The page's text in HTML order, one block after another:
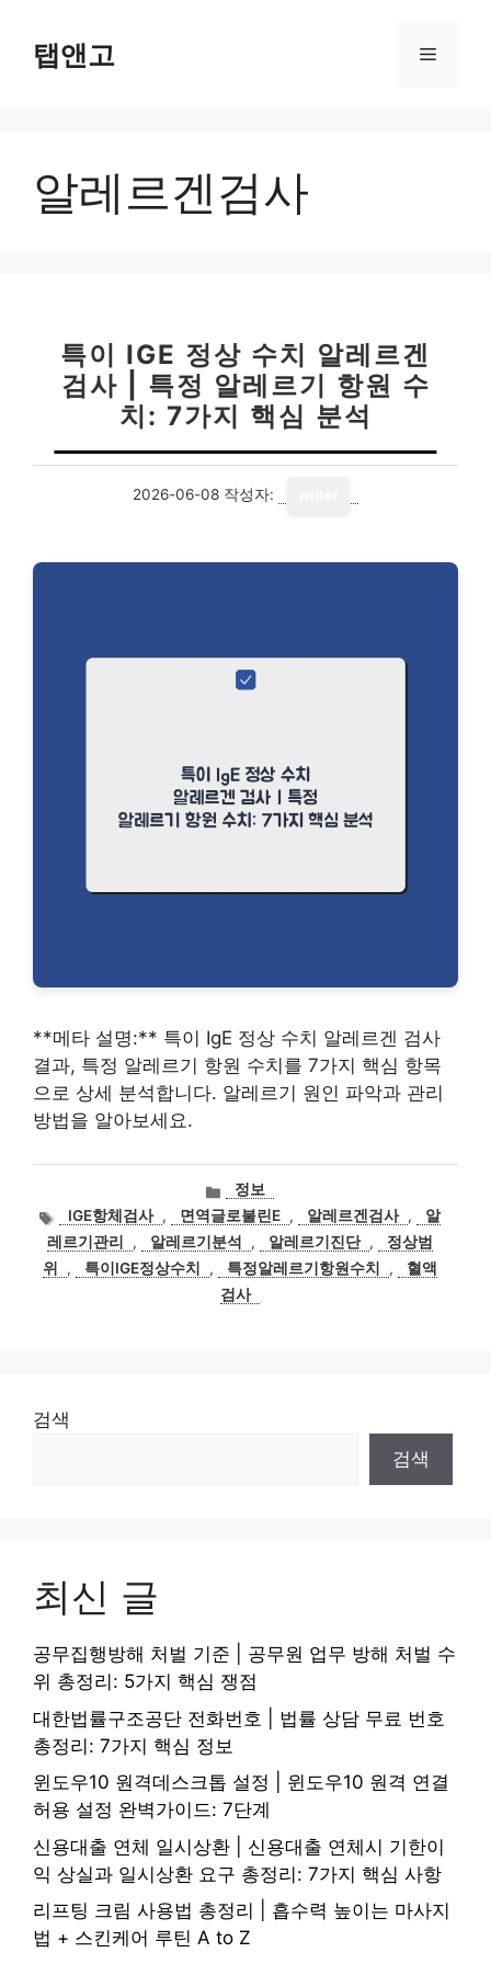
탭앤고 메
알레르겐검사
특이 IGE 정상 수치 알레르겐
검사 | 특정 알레르기 항원 수
치: 7가지 핵심 분석
2026-06-08 작성자:
**메타 설명:** 특이 IgE 정상 수치 알레르겐 검사
결과, 특정 알레르기 항원 수치를 7가지 핵심 항목
으로 상세 분석합니다. 알레르기 원인 파악과 관리
방법을 알아보세요.
카
테
고
리
정보
태
그
IGE항체검사 , 면역글로불린E , 알레르겐검사 ,
알
레르기관리
, 알레르기분석 , 알레르기진단 ,
정상범
위
, 특이IGE정상수치 , 특정알레르기항원수치 ,
혈액
검사
검색
검색
최신 글
공무집행방해 처벌 기준 | 공무원 업무 방해 처벌 수
위 총정리: 5가지 핵심 쟁점
대한법률구조공단 전화번호 | 법률 상담 무료 번호
총정리: 7가지 핵심 정보
윈도우10 원격데스크톱 설정 | 윈도우10 원격 연결
허용 설정 완벽가이드: 7단계
신용대출 연체 일시상환 | 신용대출 연체시 기한이
익 상실과 일시상환 요구 총정리: 7가지 핵심 사항
리프팅 크림 사용법 총정리 | 흡수력 높이는 마사지
법 + 스킨케어 루틴 A to Z